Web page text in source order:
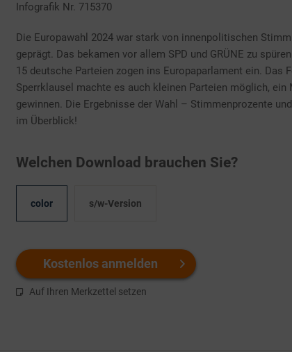
Infografik Nr. 715370
Die Europawahl 2024 war stark von innenpolitischen
geprägt. Das bekamen vor allem SPD und GRÜNE zu
15 deutsche Parteien zogen ins Europaparlament ein. Das
Sperrklausel machte es auch kleinen Parteien möglich, ein
gewinnen. Die Ergebnisse der Wahl – Stimmenprozente
im Überblick!
Welchen Download brauchen Sie?
color s/w-Version
Kostenlos anmelden
Auf Ihren Merkzettel setzen